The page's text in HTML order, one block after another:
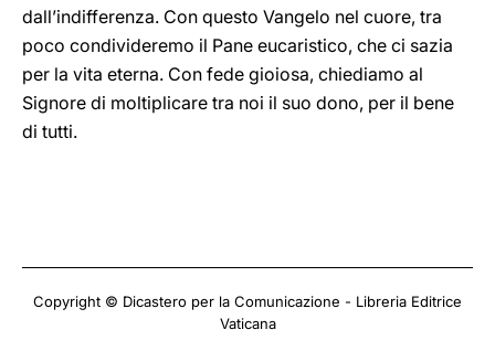
dall’indifferenza. Con questo Vangelo nel cuore, tra
poco condivideremo il Pane eucaristico, che ci sazia
per la vita eterna. Con fede gioiosa, chiediamo al
Signore di moltiplicare tra noi il suo dono, per il bene
di tutti.
Copyright © Dicastero per la Comunicazione - Libreria Editrice
Vaticana